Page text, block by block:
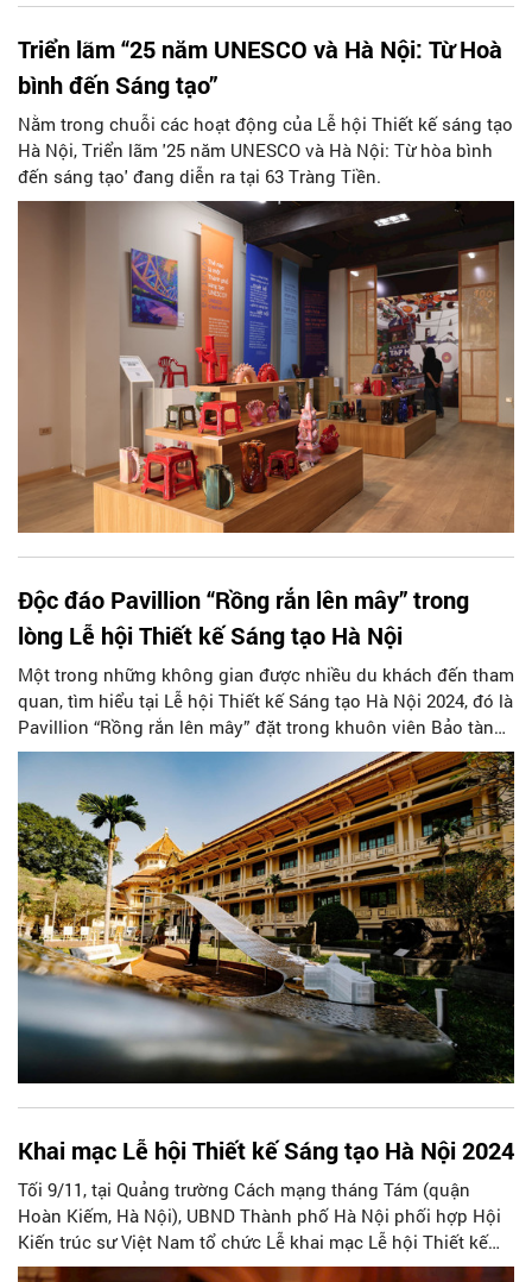
Triển lãm “25 năm UNESCO và Hà Nội: Từ Hoà
bình đến Sáng tạo”
Nằm trong chuỗi các hoạt động của Lễ hội Thiết kế sáng tạo
Hà Nội, Triển lãm '25 năm UNESCO và Hà Nội: Từ hòa bình
đến sáng tạo' đang diễn ra tại 63 Tràng Tiền.
Độc đáo Pavillion “Rồng rắn lên mây” trong
lòng Lễ hội Thiết kế Sáng tạo Hà Nội
Một trong những không gian được nhiều du khách đến tham
quan, tìm hiểu tại Lễ hội Thiết kế Sáng tạo Hà Nội 2024, đó là
Pavillion “Rồng rắn lên mây” đặt trong khuôn viên Bảo tàng
Lịch sử Quốc gia Việt Nam (số 1 Tràng Tiền, quận Hoàn
Khai mạc Lễ hội Thiết kế Sáng tạo Hà Nội 2024
Tối 9/11, tại Quảng trường Cách mạng tháng Tám (quận
Hoàn Kiếm, Hà Nội), UBND Thành phố Hà Nội phối hợp Hội
Kiến trúc sư Việt Nam tổ chức Lễ khai mạc Lễ hội Thiết kế
Sáng tạo Hà Nội 2024.